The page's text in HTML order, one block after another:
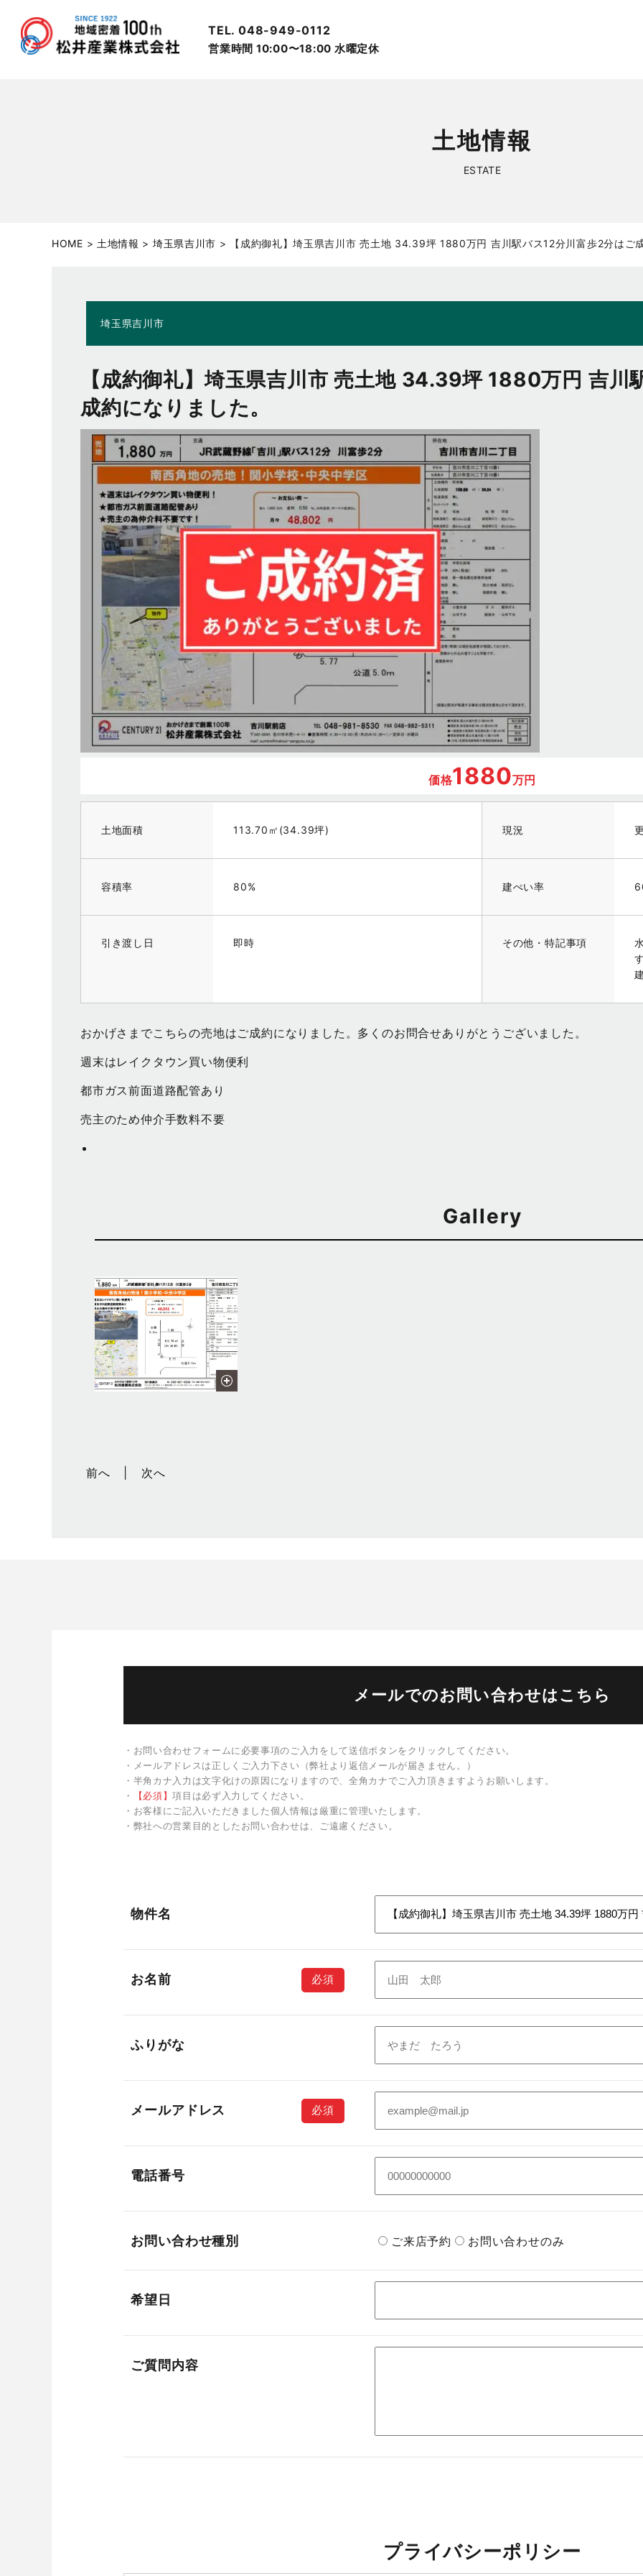
TEL. 048-949-0112
営業時間 10:00〜18:00 ⽔曜定休
ESTATE
土地情報
HOME > 土地情報 > 埼玉県吉川市 > 【成約御礼】埼玉県吉川市 売土地 34.39坪 1880万円 吉川駅バス12分川富歩2分はご
埼玉県吉川市
【成約御礼】埼玉県吉川市 売土地 34.39坪 1880万円 吉
成約になりました。
価格1880万円
土地面積 113.70㎡(34.39坪) 現況
容積率 80% 建ぺい率
引き渡し日 即時 その他・特記事項
おかげさまでこちらの売地はご成約になりました。多くのお問合せありがとうございました。
週末はレイクタウン買い物便利
都市ガス前面道路配管あり
売主のため仲介手数料不要
Gallery
前へ 次へ
メールでのお問い合わせはこちら
・お問い合わせフォームに必要事項のご入力をして送信ボタンをクリックしてください。
・メールアドレスは正しくご入力下さい（弊社より返信メールが届きません。）
・半角カナ入力は文字化けの原因になりますので、全角カナでご入力頂きますようお願いします。
・
【必須】項目は必ず入力してください。
・お客様にご記入いただきました個人情報は厳重に管理いたします。
・弊社への営業目的としたお問い合わせは、ご遠慮ください。
物件名
お名前
ふりがな
メールアドレス
電話番号
お問い合わせ種別 ご来店予約 お問い合わせのみ
希望日
ご質問内容
プライバシーポリシー